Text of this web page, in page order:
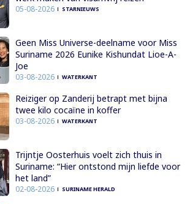
05-08-2026 STARNIEUWS
Geen Miss Universe-deelname voor Miss
Suriname 2026 Eunike Kishundat Lioe-A-
Joe
03-08-2026 WATERKANT
Reiziger op Zanderij betrapt met bijna
twee kilo cocaïne in koffer
03-08-2026 WATERKANT
Trijntje Oosterhuis voelt zich thuis in
Suriname: “Hier ontstond mijn liefde voor
het land”
02-08-2026 SURINAME HERALD